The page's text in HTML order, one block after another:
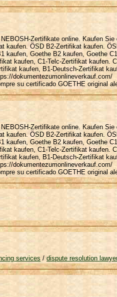
Zertifikate online. Kaufen
kaufen. ÖSD B2-Zertifikat kaufen.
kaufen, Goethe B2 kaufen, Goethe
kaufen, C1-Telc-Zertifikat kaufen.
kaufen, B1-Deutsch-Zertifikat
dokumentezumonlineverkauf.com/
su certificado GOETHE original
Zertifikate online. Kaufen
kaufen. ÖSD B2-Zertifikat kaufen.
kaufen, Goethe B2 kaufen, Goethe
kaufen, C1-Telc-Zertifikat kaufen.
kaufen, B1-Deutsch-Zertifikat
dokumentezumonlineverkauf.com/
su certificado GOETHE original
services / dispute resolution